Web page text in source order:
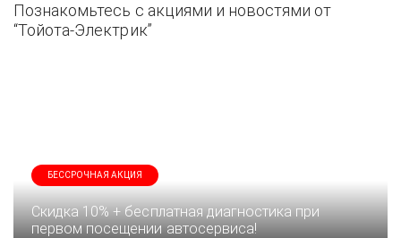
Познакомьтесь с акциями и новостями от
“Тойота-Электрик”
БЕССРОЧНАЯ АКЦИЯ
Скидка 10% + бесплатная диагностика при
первом посещении автосервиса!